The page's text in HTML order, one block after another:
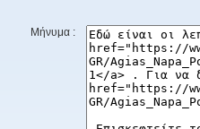
Μήνυμα :